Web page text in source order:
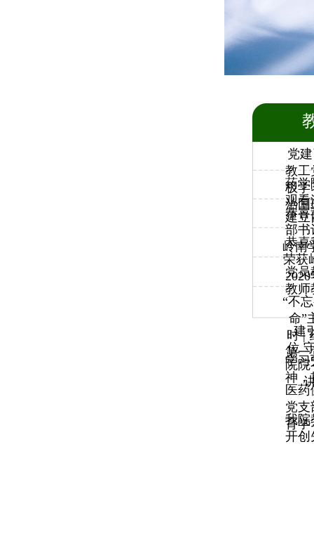
党
教工
极学
治国
药学
观看
建立
恭喜
部书
岭南
恭喜
荣获
党员
教师
“不
命”
时 |
第一
建
位
院院
学习
神，
医
党支
育学
我院
开创